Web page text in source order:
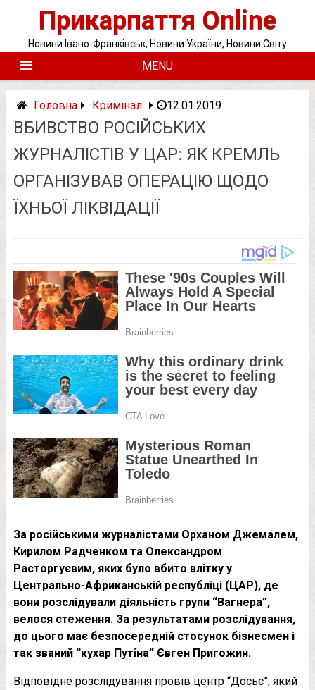
Прикарпаття Online
Новини Івано-Франківськ, Новини України, Новини Світу
MENU
Головна Кримінал 12.01.2019
ВБИВСТВО РОСІЙСЬКИХ
ЖУРНАЛІСТІВ У ЦАР: ЯК КРЕМЛЬ
ОРГАНІЗУВАВ ОПЕРАЦІЮ ЩОДО
ЇХНЬОЇ ЛІКВІДАЦІЇ
За російськими журналістами Орханом Джемалем,
Кирилом Радченком та Олександром
Расторгуєвим, яких було вбито влітку у
Центрально-Африканській республіці (ЦАР), де
вони розслідували діяльність групи “Вагнера”,
велося стеження. За результатами розслідування,
до цього має безпосередній стосунок бізнесмен і
так званий “кухар Путіна” Євген Пригожин.
Відповідне розслідування провів центр “Досьє”, який